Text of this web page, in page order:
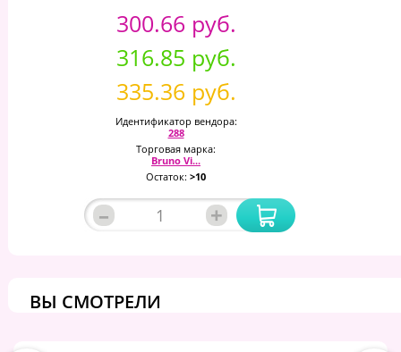
300.66 руб.
316.85 руб.
335.36 руб.
Идентификатор вендора:
288
Торговая марка:
Bruno Vi...
Остаток: >10
– +
ВЫ СМОТРЕЛИ